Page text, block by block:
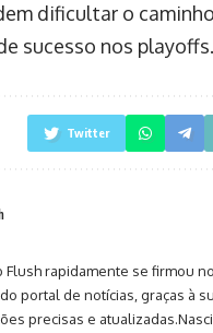
dificultar o
sucesso nos playoffs.
Twitter
Flush rapidamente se firmou
portal de notícias, graças à
precisas e